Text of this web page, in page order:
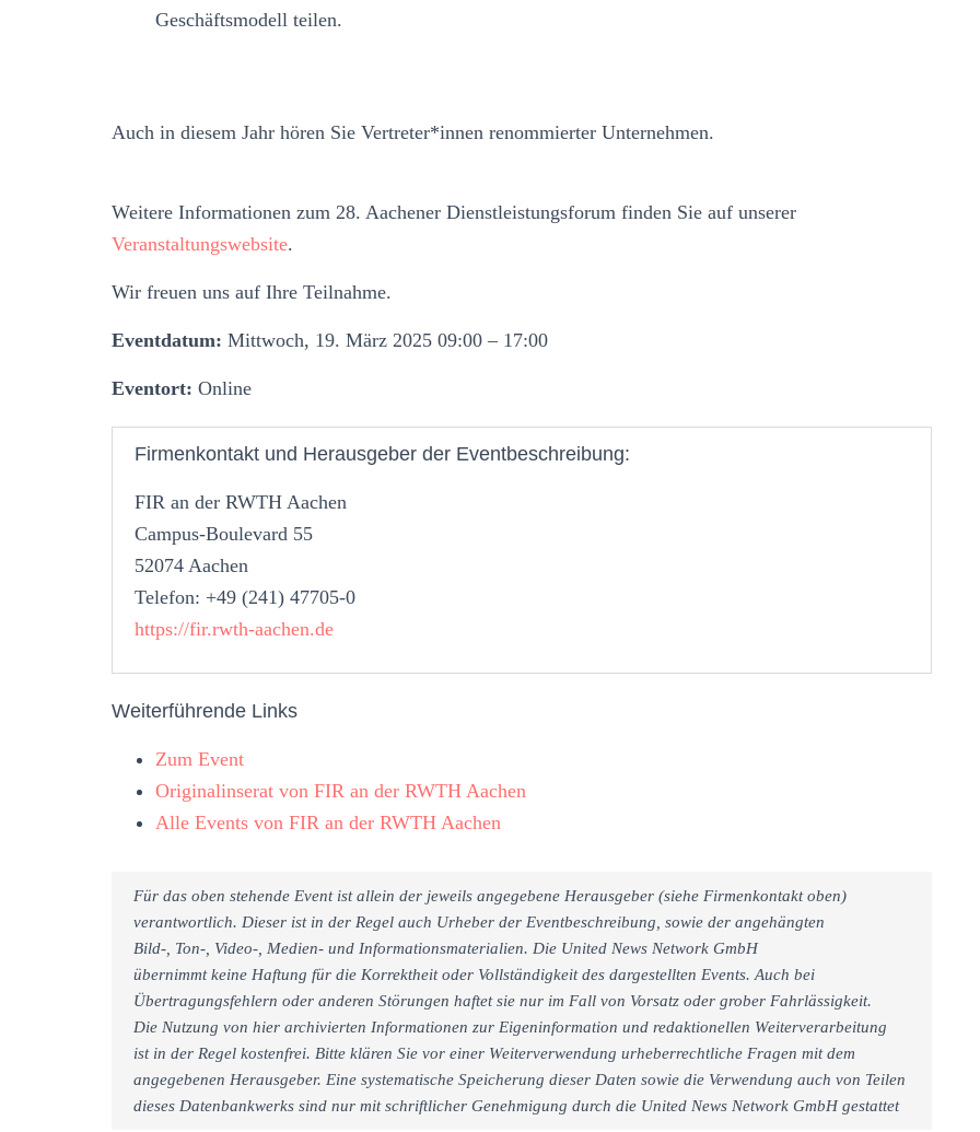
Geschäftsmodell teilen.
Auch in diesem Jahr hören Sie Vertreter*innen renommierter Unternehmen.
­Weitere Informationen zum 28. Aachener Dienstleistungsforum finden Sie auf unserer
Veranstaltungswebsite.
Wir freuen uns auf Ihre Teilnahme.
Eventdatum: Mittwoch, 19. März 2025 09:00 – 17:00
Eventort: Online
Firmenkontakt und Herausgeber der Eventbeschreibung:
FIR an der RWTH Aachen
Campus-Boulevard 55
52074 Aachen
Telefon: +49 (241) 47705-0
https://fir.rwth-aachen.de
Weiterführende Links
Zum Event
Originalinserat von FIR an der RWTH Aachen
Alle Events von FIR an der RWTH Aachen
Für das oben stehende Event ist allein der jeweils angegebene Herausgeber (siehe Firmenkontakt oben)
verantwortlich. Dieser ist in der Regel auch Urheber der Eventbeschreibung, sowie der angehängten
Bild-, Ton-, Video-, Medien- und Informationsmaterialien. Die United News Network GmbH
übernimmt keine Haftung für die Korrektheit oder Vollständigkeit des dargestellten Events. Auch bei
Übertragungsfehlern oder anderen Störungen haftet sie nur im Fall von Vorsatz oder grober Fahrlässigkeit.
Die Nutzung von hier archivierten Informationen zur Eigeninformation und redaktionellen Weiterverarbeitung
ist in der Regel kostenfrei. Bitte klären Sie vor einer Weiterverwendung urheberrechtliche Fragen mit dem
angegebenen Herausgeber. Eine systematische Speicherung dieser Daten sowie die Verwendung auch von Teilen
dieses Datenbankwerks sind nur mit schriftlicher Genehmigung durch die United News Network GmbH gestattet